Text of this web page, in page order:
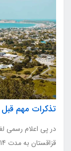
تذکرات مهم قبل
در پی اعلام رسمی